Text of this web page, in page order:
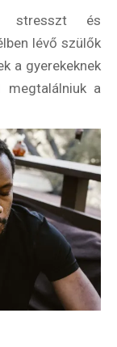
stresszt és
lévő szülők
a gyerekeknek
a